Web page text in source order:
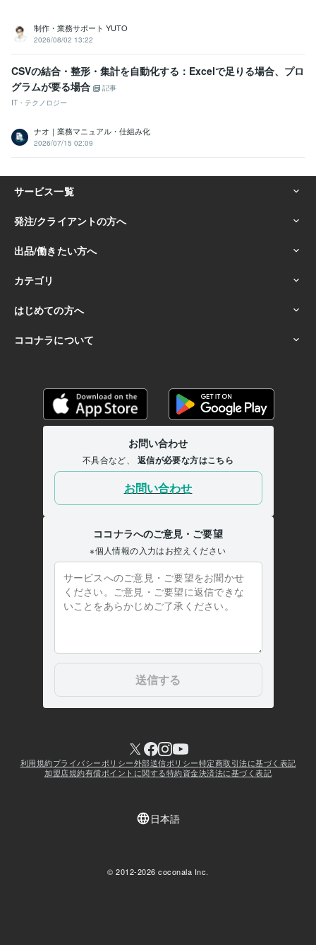
制作・業務サポート YUTO
2026/08/02 13:22
CSVの結合・整形・集計を自動化する：Excelで足りる場合、プロ
グラムが要る場合
記事
IT・テクノロジー
ナオ｜業務マニュアル・仕組み化
2026/07/15 02:09